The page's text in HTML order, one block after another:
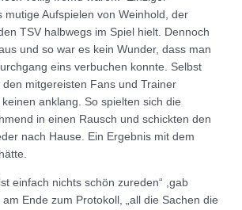
mutige Aufspielen von Weinhold, der
TSV halbwegs im Spiel hielt. Dennoch
und so war es kein Wunder, dass man
eins verbuchen konnte. Selbst
den mitgereisten Fans und Trainer
anklang. So spielten sich die
in einen Rausch und schickten den
nach Hause. Ein Ergebnis mit dem
einfach nichts schön zureden“ ,gab
Ende zum Protokoll, „all die Sachen die